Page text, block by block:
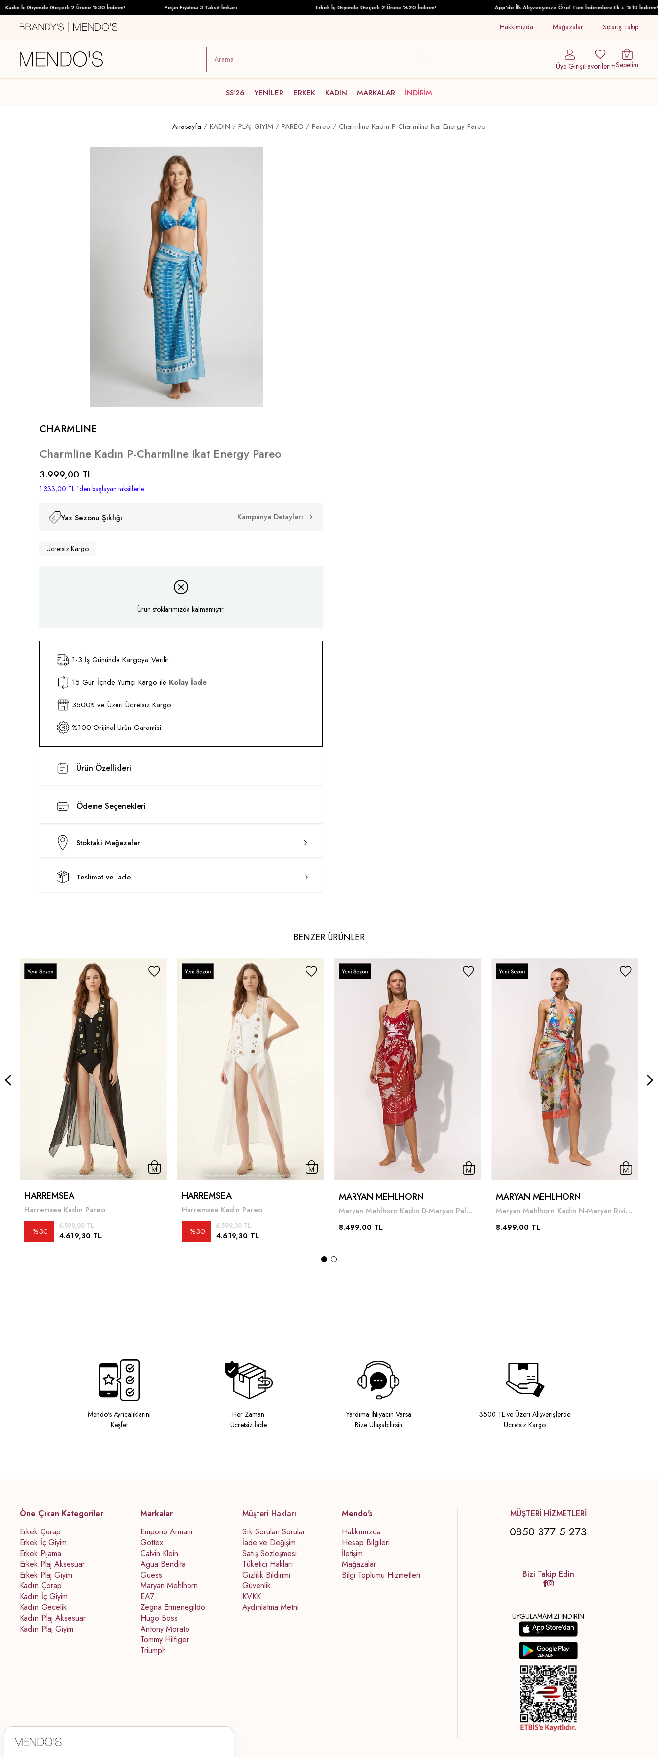
İç Giyimde Geçerli 2.Ürüne %30 İndirim! Peşin Fiyatına 3 Taksit İmkanı Erkek İç Giyimde Geçerli 2.Ürüne %20 İndirim! App'de İlk Alışverişinize Özel Tüm İndirimlere Ek + %10 İndirim!
Hakkımızda Mağazalar Sipariş Takip
Üye GirişiFavorilerimSepetim
SS'26 YENİLER ERKEK KADIN MARKALAR İNDİRİM
Anasayfa KADIN PLAJ GIYIM PAREO Pareo Charmline Kadın P-Charmline Ikat Energy Pareo
CHARMLINE
Charmline Kadın P-Charmline Ikat Energy Pareo
3.999,00 TL
1.333,00 TL `den başlayan taksitlerle
Yaz Sezonu Şıklığı Kampanya Detayları
Ücretsiz Kargo
Ürün stoklarımızda kalmamıştır.
1-3 İş Gününde Kargoya Verilir
15 Gün İçnde Yurtiçi Kargo ile Kolay İade
3500₺ ve Üzeri Ücretsiz Kargo
%100 Orijinal Ürün Garantisi
Ürün Özellikleri
Ödeme Seçenekleri
Stoktaki Mağazalar
Teslimat ve İade
BENZER ÜRÜNLER
HARREMSEA
Harremsea Kadın Pareo
4.619,30 TL
6.599,00 TL
%30
HARREMSEA
Harremsea Kadın Pareo
4.619,30 TL
6.599,00 TL
%30
MARYAN MEHLHORN
Maryan Mehlhorn Kadın D-Maryan Palmaria Pareo
8.499,00 TL
MARYAN MEHLHORN
Maryan Mehlhorn Kadın N-Maryan Riviera Pareo
8.499,00 TL
Mendo's Ayrıcalıklarını
Keşfet
Her Zaman
Ücretsiz İade
Yardıma İhtiyacın Varsa
Bize Ulaşabilirsin
3500 TL ve Üzeri Alışverişlerde
Ücretsiz Kargo
Öne Çıkan Kategoriler
Erkek Çorap
Erkek İç Giyim
Erkek Pijama
Erkek Plaj Aksesuar
Erkek Plaj Giyim
Kadın Çorap
Kadın İç Giyim
Kadın Gecelik
Kadın Plaj Aksesuar
Kadın Plaj Giyim
Markalar
Emporio Armani
Gottex
Calvin Klein
Agua Bendita
Guess
Maryan Mehlhorn
EA7
Zegna Ermenegildo
Hugo Boss
Antony Morato
Tommy Hilfiger
Triumph
Müşteri Hakları
Sık Sorulan Sorular
İade ve Değişim
Satış Sözleşmesi
Tüketici Hakları
Gizlilik Bildirimi
Güvenlik
KVKK
Aydınlatma Metni
Mendo's
Hakkımızda
Hesap Bilgileri
İletişim
Mağazalar
Bilgi Toplumu Hizmetleri
MÜŞTERİ HİZMETLERİ
0850 377 5 273
Bizi Takip Edin
UYGULAMAMIZI İNDİRİN